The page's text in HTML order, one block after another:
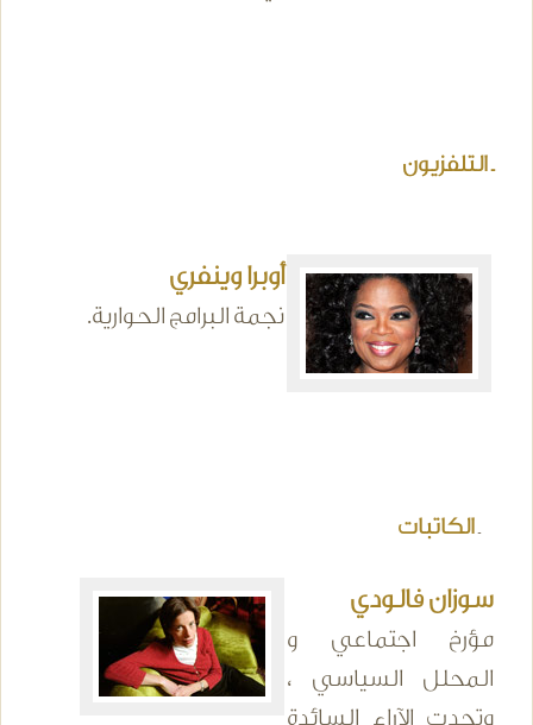
ـ التلفزيون
أوبرا وينفري
نجمة البرامج الحوارية.
ـالكاتبات
سوزان فالودي
مؤرخ اجتماعي و
المحلل السياسي ،
وتحدت الآراء السائدة